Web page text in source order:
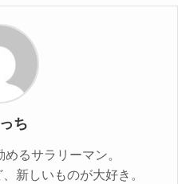
ち
るサラリーマン。
新しいものが大好き。